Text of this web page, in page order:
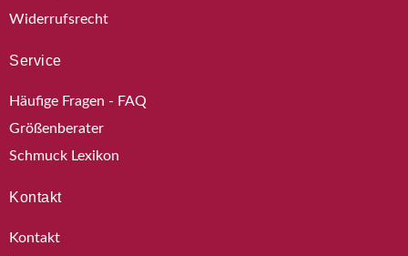
Widerrufsrecht
Service
Häufige Fragen - FAQ
Größenberater
Schmuck Lexikon
Kontakt
Kontakt